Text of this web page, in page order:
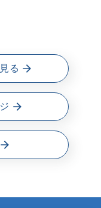
る